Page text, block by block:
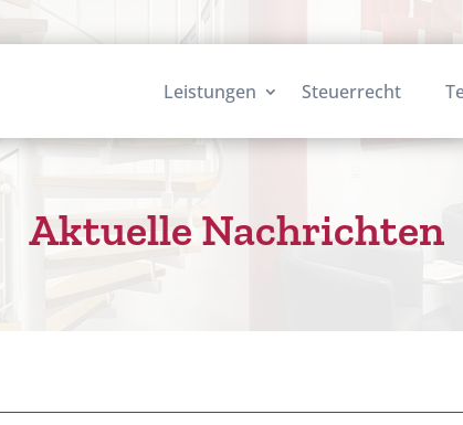
Leistungen Steuerrecht
Aktuelle Nachrichten